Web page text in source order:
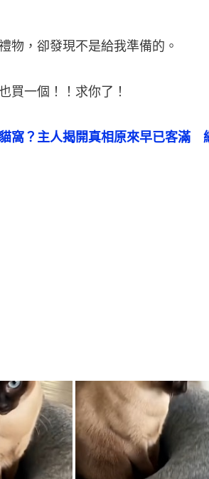
物，卻發現不是給我準備的。
買一個！！求你了！
窩？主人揭開真相原來早已客滿　